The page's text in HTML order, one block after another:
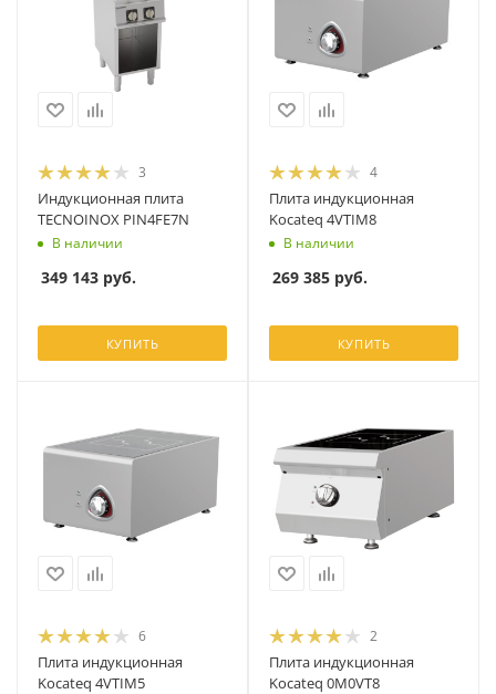
3
Индукционная плита
TECNOINOX PIN4FE7N
В наличии
349 143 руб.
КУПИТЬ
4
Плита индукционная
Kocateq 4VTIM8
В наличии
269 385 руб.
КУПИТЬ
6
Плита индукционная
Kocateq 4VTIM5
2
Плита индукционная
Kocateq 0M0VT8